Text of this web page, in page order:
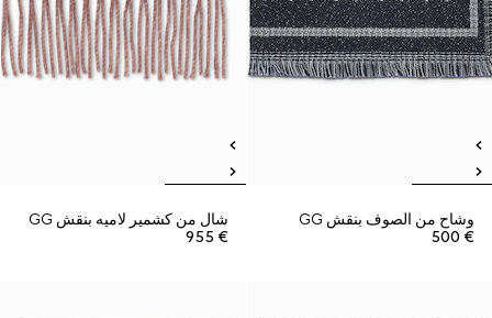
وشاح من الصوف بنقش GG
€ 500
شال من كشمير لاميه بنقش GG
€ 955